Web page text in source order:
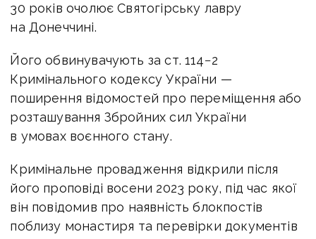
30 років очолює Святогірську лавру
на Донеччині.
Його обвинувачують за ст. 114−2
Кримінального кодексу України —
поширення відомостей про переміщення або
розташування Збройних сил України
в умовах воєнного стану.
Кримінальне провадження відкрили після
його проповіді восени 2023 року, під час якої
він повідомив про наявність блокпостів
поблизу монастиря та перевірки документів